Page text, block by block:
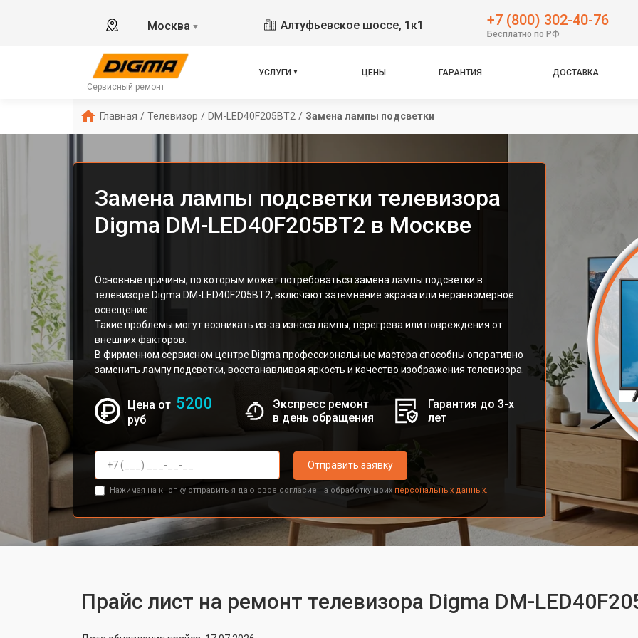
Москва ▼ Алтуфьевское шоссе, 1к1 +7 (800) 302-40-76
Бесплатно по РФ
Сервисный ремонт
УСЛУГИ ЦЕНЫ ГАРАНТИЯ ДОСТАВКА
Главная / Телевизор / DM-LED40F205BT2 / Замена лампы подсветки
Замена лампы подсветки телевизора
Digma DM-LED40F205BT2 в Москве
Основные причины, по которым может потребоваться замена лампы подсветки в
телевизоре Digma DM-LED40F205BT2, включают затемнение экрана или неравномерное
освещение.
Такие проблемы могут возникать из-за износа лампы, перегрева или повреждения от
внешних факторов.
В фирменном сервисном центре Digma профессиональные мастера способны оперативно
заменить лампу подсветки, восстанавливая яркость и качество изображения телевизора.
Цена от 5200
руб
Экспресс ремонт
в день обращения
Гарантия до 3-х
лет
Отправить заявку
Нажимая на кнопку отправить я даю свое согласие на обработку моих персональных данных.
Прайс лист на ремонт телевизора Digma DM-